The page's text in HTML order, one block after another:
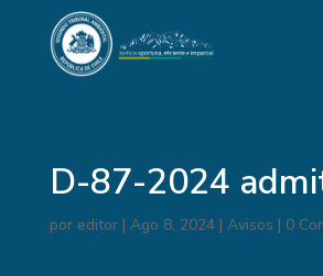
D-87-2024
por editor| Ago 8, 2024| Avisos | 0